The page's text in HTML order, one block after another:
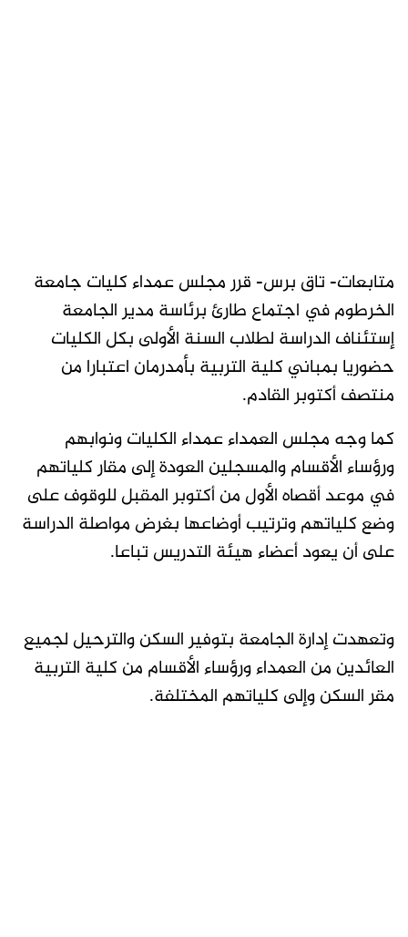
متابعات- تاق برس- قرر مجلس عمداء كليات جامعة
الخرطوم في اجتماع طارئ برئاسة مدير الجامعة
إستئناف الدراسة لطلاب السنة الأولى بكل الكليات
حضوريا بمباني كلية التربية بأمدرمان اعتبارا من
منتصف أكتوبر القادم.
كما وجه مجلس العمداء عمداء الكليات ونوابهم
ورؤساء الأقسام والمسجلين العودة إلى مقار كلياتهم
في موعد أقصاه الأول من أكتوبر المقبل للوقوف على
وضع كلياتهم وترتيب أوضاعها بغرض مواصلة الدراسة
على أن يعود أعضاء هيئة التدريس تباعا.
وتعهدت إدارة الجامعة بتوفير السكن والترحيل لجميع
العائدين من العمداء ورؤساء الأقسام من كلية التربية
مقر السكن وإلى كلياتهم المختلفة.